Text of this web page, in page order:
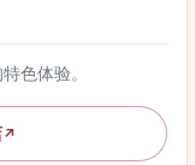
色体验。
↗